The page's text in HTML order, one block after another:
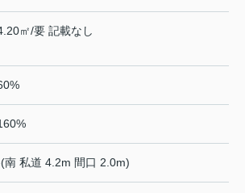
㎡/要 記載なし
南 私道 4.2m 間口 2.0m)